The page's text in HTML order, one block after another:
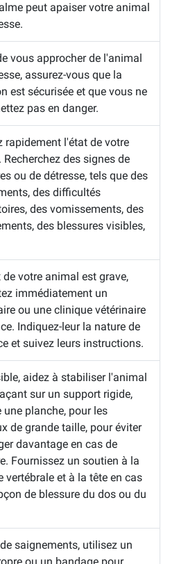
peut apaiser votre animal
vous approcher de l'animal
assurez-vous que la
est sécurisée et que vous ne
pas en danger.
rapidement l'état de votre
Recherchez des signes de
ou de détresse, tels que des
des difficultés
des vomissements, des
des blessures visibles,
de votre animal est grave,
immédiatement un
ou une clinique vétérinaire
Indiquez-leur la nature de
et suivez leurs instructions.
aidez à stabiliser l'animal
sur un support rigide,
une planche, pour les
de grande taille, pour éviter
davantage en cas de
Fournissez un soutien à la
vertébrale et à la tête en cas
de blessure du dos ou du
saignements, utilisez un